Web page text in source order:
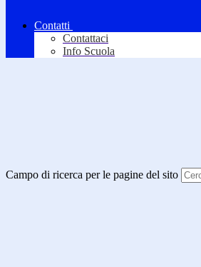
Contatti
Contattaci
Info Scuola
Campo di ricerca per le pagine del sito